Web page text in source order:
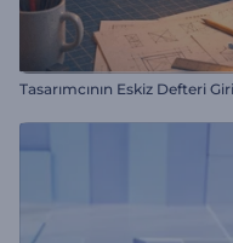
Tasarımcının Eskiz Defteri